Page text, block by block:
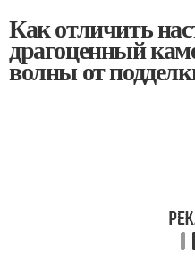
Как отличить
драгоценный
волны от